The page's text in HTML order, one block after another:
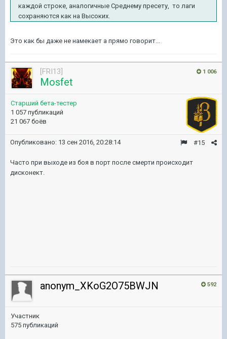
каждой строке, аналогичные Среднему пресету, то лаги
сохраняются как на Высоких.
Это как бы даже не намекает а прямо говорит...
1 006
[FRI13]
Mosfet
Старший бета-тестер
1 057 публикаций
21 067 боёв
#15
Опубликовано: 13 сен 2016, 20:28:14
Часто при выходе из боя в порт после смерти происходит
дисконект.
592
anonym_XKoG2O75BWJN
Участник
575 публикаций